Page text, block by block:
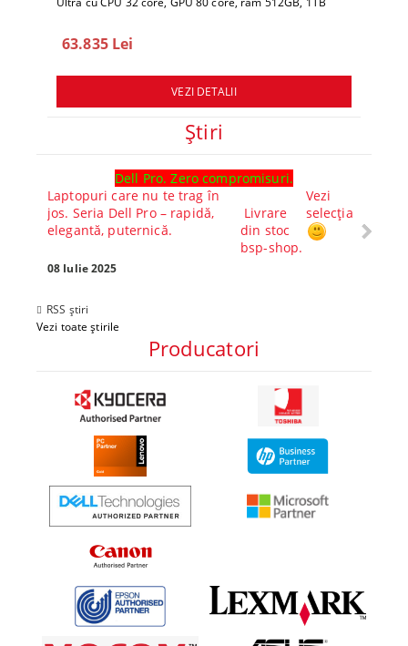
63.835 Lei
VEZI DETALII
Ştiri
Dell Pro. Zero compromisuri.
Laptopuri care nu te trag în
jos. Seria Dell Pro – rapidă,
elegantă, puternică.
Livrare
din stoc
bsp-shop.
Vezi
selecția
08 Iulie 2025
RSS știri
Vezi toate știrile
Producatori